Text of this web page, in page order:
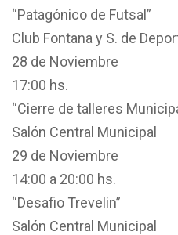
“Patagónico de Futsal”
Club Fontana y S. de
28 de Noviembre
17:00 hs.
“Cierre de talleres
Salón Central Municipal
29 de Noviembre
14:00 a 20:00 hs.
“Desafio Trevelin”
Salón Central Municipal